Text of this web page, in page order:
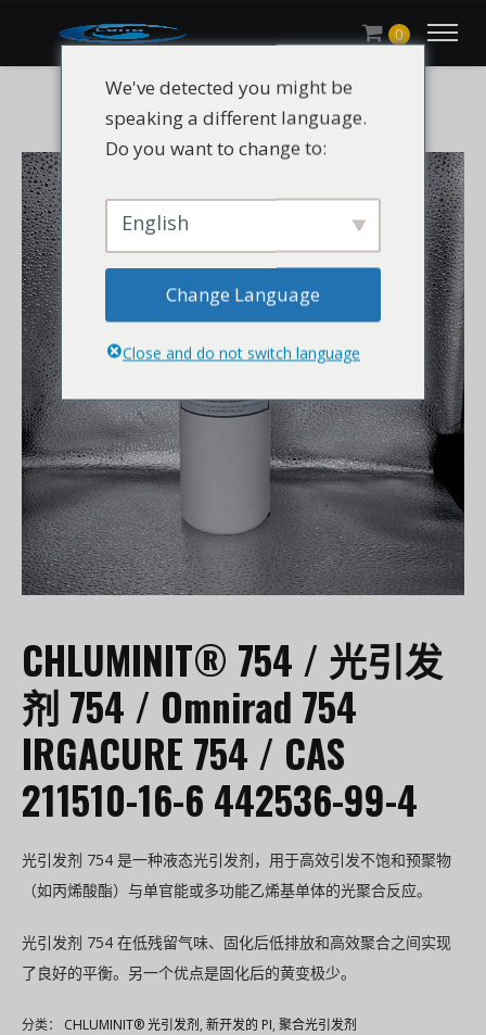
0
CHLUMINIT® 754 / 光引发
剂 754 / Omnirad 754
IRGACURE 754 / CAS
211510-16-6 442536-99-4
光引发剂 754 是一种液态光引发剂，用于高效引发不饱和预聚物
（如丙烯酸酯）与单官能或多功能乙烯基单体的光聚合反应。
光引发剂 754 在低残留气味、固化后低排放和高效聚合之间实现
了良好的平衡。另一个优点是固化后的黄变极少。
分类： CHLUMINIT® 光引发剂, 新开发的 PI, 聚合光引发剂
We've detected you might be
speaking a different language.
Do you want to change to:
English
Change Language
Close and do not switch language